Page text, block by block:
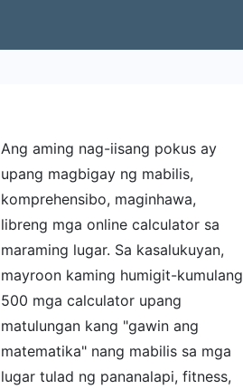
Ang aming nag-iisang pokus ay
upang magbigay ng mabilis,
komprehensibo, maginhawa,
libreng mga online calculator sa
maraming lugar. Sa kasalukuyan,
mayroon kaming humigit-kumulang
500 mga calculator upang
matulungan kang "gawin ang
matematika" nang mabilis sa mga
lugar tulad ng pananalapi, fitness,